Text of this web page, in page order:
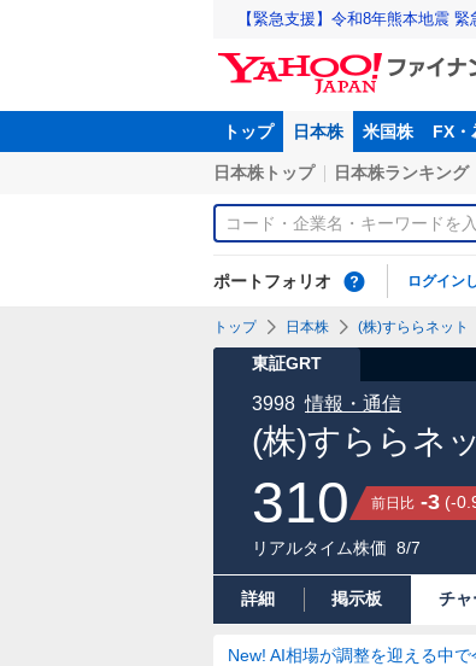
【緊急支援】令和8年熊本地震
トップ 日本株 米国株 FX・
日本株トップ 日本株ランキング
ポートフォリオ ログイン
トップ 日本株 (株)すららネット
東証GRT
(株)すららネ
3998 情報・通信
310 前日比 -3 (-
リアルタイム株価 8/7
詳細 掲示板 チャ
New! AI相場が調整を迎える中